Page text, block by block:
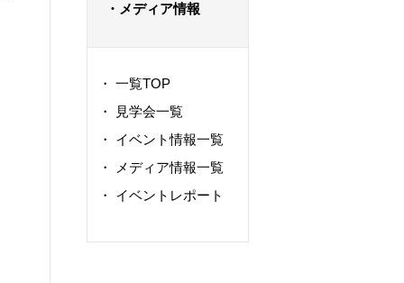
・メディア情報
・ 一覧TOP
・
見学会一覧
・ イベント情報一覧
・
メディア情報一覧
・ イベントレポート